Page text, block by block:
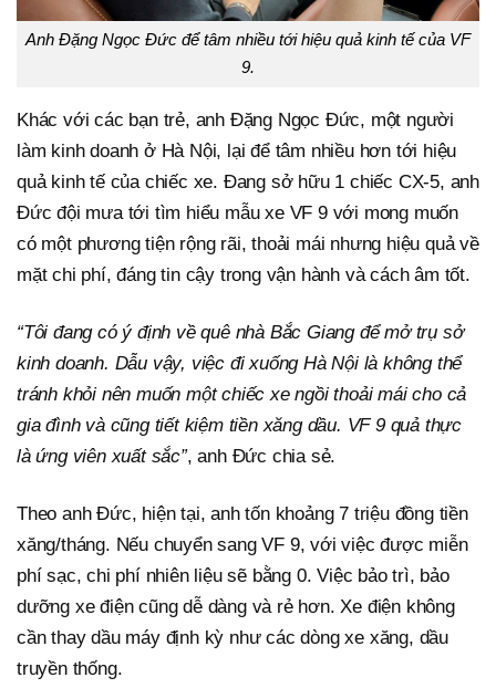
Anh Đặng Ngọc Đức để tâm nhiều tới hiệu quả kinh tế của VF
9.
Khác với các bạn trẻ, anh Đặng Ngọc Đức, một người
làm kinh doanh ở Hà Nội, lại để tâm nhiều hơn tới hiệu
quả kinh tế của chiếc xe. Đang sở hữu 1 chiếc CX-5, anh
Đức đội mưa tới tìm hiểu mẫu xe VF 9 với mong muốn
có một phương tiện rộng rãi, thoải mái nhưng hiệu quả về
mặt chi phí, đáng tin cậy trong vận hành và cách âm tốt.
“Tôi đang có ý định về quê nhà Bắc Giang để mở trụ sở
kinh doanh. Dẫu vậy, việc đi xuống Hà Nội là không thể
tránh khỏi nên muốn một chiếc xe ngồi thoải mái cho cả
gia đình và cũng tiết kiệm tiền xăng dầu. VF 9 quả thực
là ứng viên xuất sắc”, anh Đức chia sẻ.
Theo anh Đức, hiện tại, anh tốn khoảng 7 triệu đồng tiền
xăng/tháng. Nếu chuyển sang VF 9, với việc được miễn
phí sạc, chi phí nhiên liệu sẽ bằng 0. Việc bảo trì, bảo
dưỡng xe điện cũng dễ dàng và rẻ hơn. Xe điện không
cần thay dầu máy định kỳ như các dòng xe xăng, dầu
truyền thống.